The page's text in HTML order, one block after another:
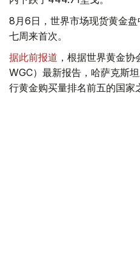
8月6日，世界市场现货黄金
七周来首次。
据此前报道 ，根据世界黄金
WGC）最新报告，哈萨克斯
行黄金购买量排名前五的国家